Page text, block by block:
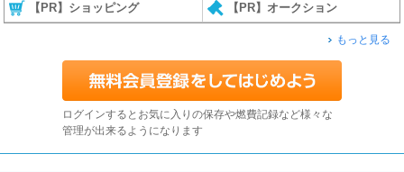
【PR】ショッピング 【PR】オークション
もっと見る
ログインするとお気に入りの保存や燃費記録など様々な
管理が出来るようになります